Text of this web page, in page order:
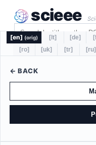
scieee
[en] (orig) [lt] [de]
[ro]
[uk] [tr] [ru]
← BACK